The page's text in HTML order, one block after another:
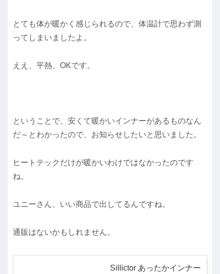
とても体が暖かく感じられるので、体温計で思わず測
ってしまいましたよ。
ええ、平熱、OKです。
ということで、安くて暖かいインナーがあるものなん
だ～とわかったので、お知らせしたいと思いました。
ヒートテックだけが暖かいわけではなかったのです
ね。
ユニーさん、いい商品で出してるんですね。
通販はないかもしれません。
Sillictor あったかインナー